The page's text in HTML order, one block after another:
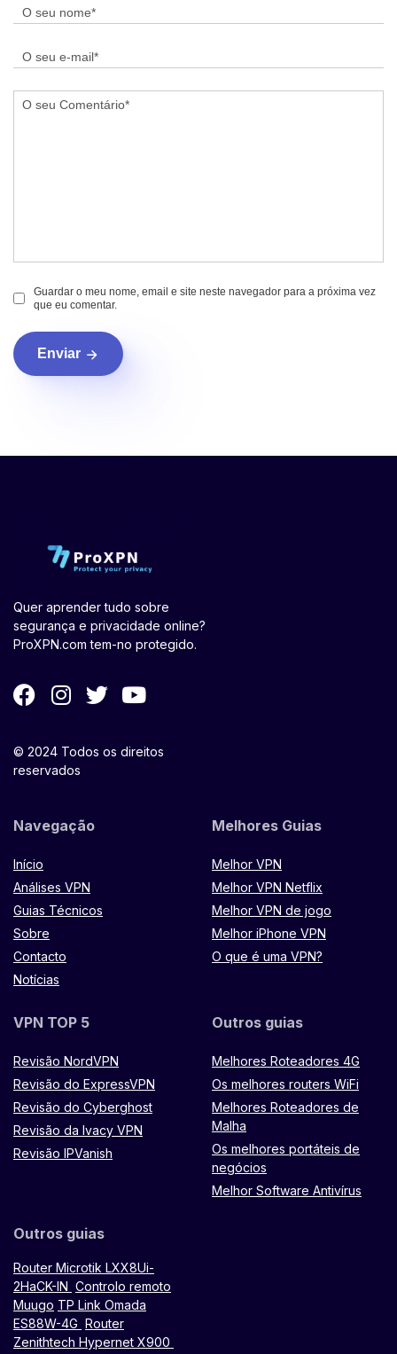
Guardar o meu nome, email e site neste navegador para a próxima vez
que eu comentar.
Enviar
Quer aprender tudo sobre
segurança e privacidade online?
ProXPN.com tem-no protegido.
© 2024 Todos os direitos
reservados
Navegação
Início
Análises VPN
Guias Técnicos
Sobre
Contacto
Notícias
Melhores Guias
Melhor VPN
Melhor VPN Netflix
Melhor VPN de jogo
Melhor iPhone VPN
O que é uma VPN?
VPN TOP 5
Revisão NordVPN
Revisão do ExpressVPN
Revisão do Cyberghost
Revisão da Ivacy VPN
Revisão IPVanish
Outros guias
Melhores Roteadores 4G
Os melhores routers WiFi
Melhores Roteadores de
Malha
Os melhores portáteis de
negócios
Melhor Software Antivírus
Outros guias
Router Microtik LXX8Ui-
2HaCK-IN Controlo remoto
Muugo TP Link Omada
ES88W-4G Router
Zenithtech Hypernet X900